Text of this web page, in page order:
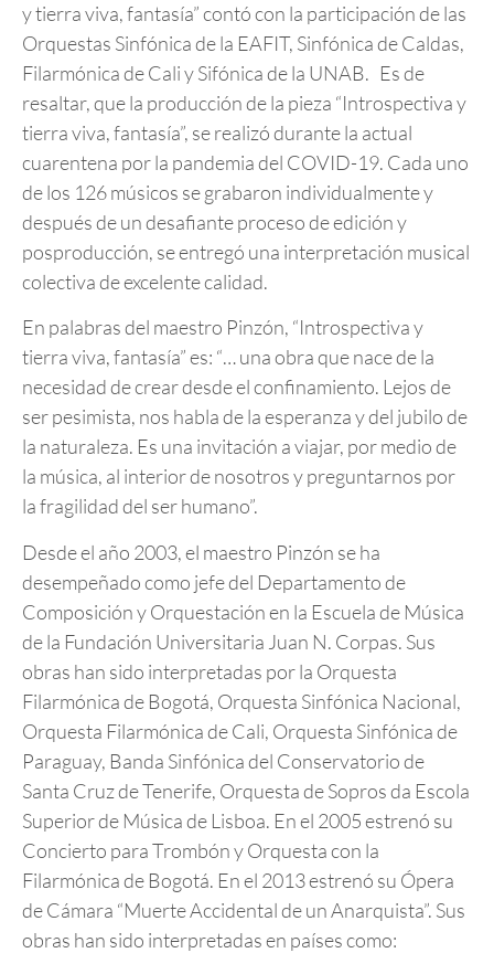
y tierra viva, fantasía” contó con la participación de las
Orquestas Sinfónica de la EAFIT, Sinfónica de Caldas,
Filarmónica de Cali y Sifónica de la UNAB. Es de
resaltar, que la producción de la pieza “Introspectiva y
tierra viva, fantasía”, se realizó durante la actual
cuarentena por la pandemia del COVID-19. Cada uno
de los 126 músicos se grabaron individualmente y
después de un desafiante proceso de edición y
posproducción, se entregó una interpretación musical
colectiva de excelente calidad.
En palabras del maestro Pinzón, “Introspectiva y
tierra viva, fantasía” es: “… una obra que nace de la
necesidad de crear desde el confinamiento. Lejos de
ser pesimista, nos habla de la esperanza y del jubilo de
la naturaleza. Es una invitación a viajar, por medio de
la música, al interior de nosotros y preguntarnos por
la fragilidad del ser humano”.
Desde el año 2003, el maestro Pinzón se ha
desempeñado como jefe del Departamento de
Composición y Orquestación en la Escuela de Música
de la Fundación Universitaria Juan N. Corpas. Sus
obras han sido interpretadas por la Orquesta
Filarmónica de Bogotá, Orquesta Sinfónica Nacional,
Orquesta Filarmónica de Cali, Orquesta Sinfónica de
Paraguay, Banda Sinfónica del Conservatorio de
Santa Cruz de Tenerife, Orquesta de Sopros da Escola
Superior de Música de Lisboa. En el 2005 estrenó su
Concierto para Trombón y Orquesta con la
Filarmónica de Bogotá. En el 2013 estrenó su Ópera
de Cámara “Muerte Accidental de un Anarquista”. Sus
obras han sido interpretadas en países como: